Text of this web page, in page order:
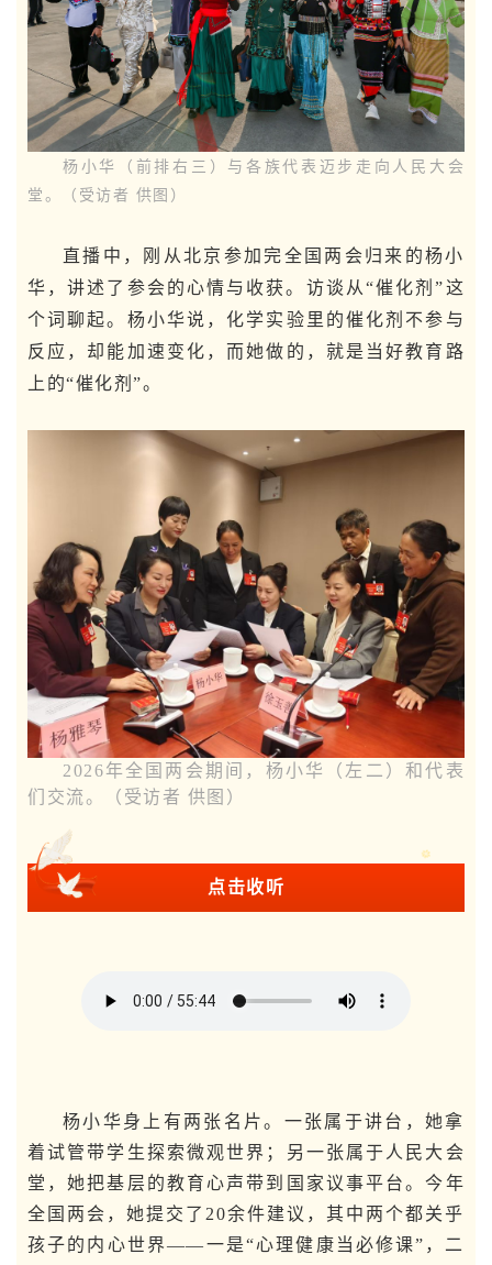
杨小华（前排右三）与各族代表迈步走向人民大会
堂。（受访者 供图）
直播中，刚从北京参加完全国两会归来的杨小
华，讲述了参会的心情与收获。访谈从“催化剂”这
个词聊起。杨小华说，化学实验里的催化剂不参与
反应，却能加速变化，而她做的，就是当好教育路
上的“催化剂”。
2026年全国两会期间，杨小华（左二）和代表
们交流。（受访者 供图）
点击收听
杨小华身上有两张名片。一张属于讲台，她拿
着试管带学生探索微观世界；另一张属于人民大会
堂，她把基层的教育心声带到国家议事平台。今年
全国两会，她提交了20余件建议，其中两个都关乎
孩子的内心世界——一是“心理健康当必修课”，二